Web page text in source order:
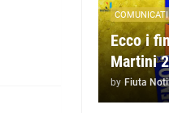
Ecco i
Martini
by Fiuta